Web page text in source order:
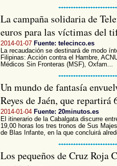
La campaña solidaria de
euros para las víctimas del
2014-01-07 Fuente: telecinco.es
La recaudación se destinará de modo
Filipinas: Acción contra el Hambre,
Médicos Sin Fronteras (MSF), Oxfam...
Un mundo de fantasía
Reyes de Jaén, que
2014-01-04 Fuente: 20minutos.es
El itinerario de la Cabalgata discurre
19,00 horas los tres tronos de Sus
de Blas Infante, en la que concluirá
Los pequeños de Cruz Roja